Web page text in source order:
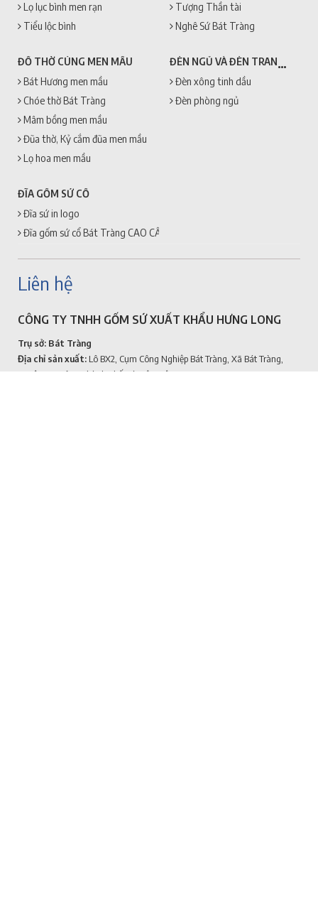
Lọ lục bình men rạn
Tiểu lộc bình
Tượng Thần tài
Nghê Sứ Bát Tràng
ĐỒ THỜ CÚNG MEN MẦU
Bát Hương men mầu
Chóe thờ Bát Tràng
Mâm bồng men mầu
Đũa thờ, Kỷ cắm đũa men mầu
Lọ hoa men mầu
ĐÈN NGỦ VÀ ĐÈN TRANG TRÍ
Đèn xông tinh dầu
Đèn phòng ngủ
ĐĨA GỐM SỨ CỔ
Đĩa sứ in logo
Đĩa gốm sứ cổ Bát Tràng CAO CẤP + GIÁ RẺ
Liên hệ
CÔNG TY TNHH GỐM SỨ XUẤT KHẨU HƯNG LONG
Trụ sở: Bát Tràng
Địa chỉ sản xuất: Lô BX2, Cụm Công Nghiệp Bát Tràng, Xã Bát Tràng,
Huyện Gia Lâm, Thành Phố Hà Nội, Việt Nam